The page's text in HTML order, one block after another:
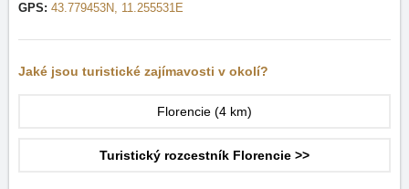
GPS: 43.779453N, 11.255531E
Jaké jsou turistické zajímavosti v okolí?
Florencie (4 km)
Turistický rozcestník Florencie >>